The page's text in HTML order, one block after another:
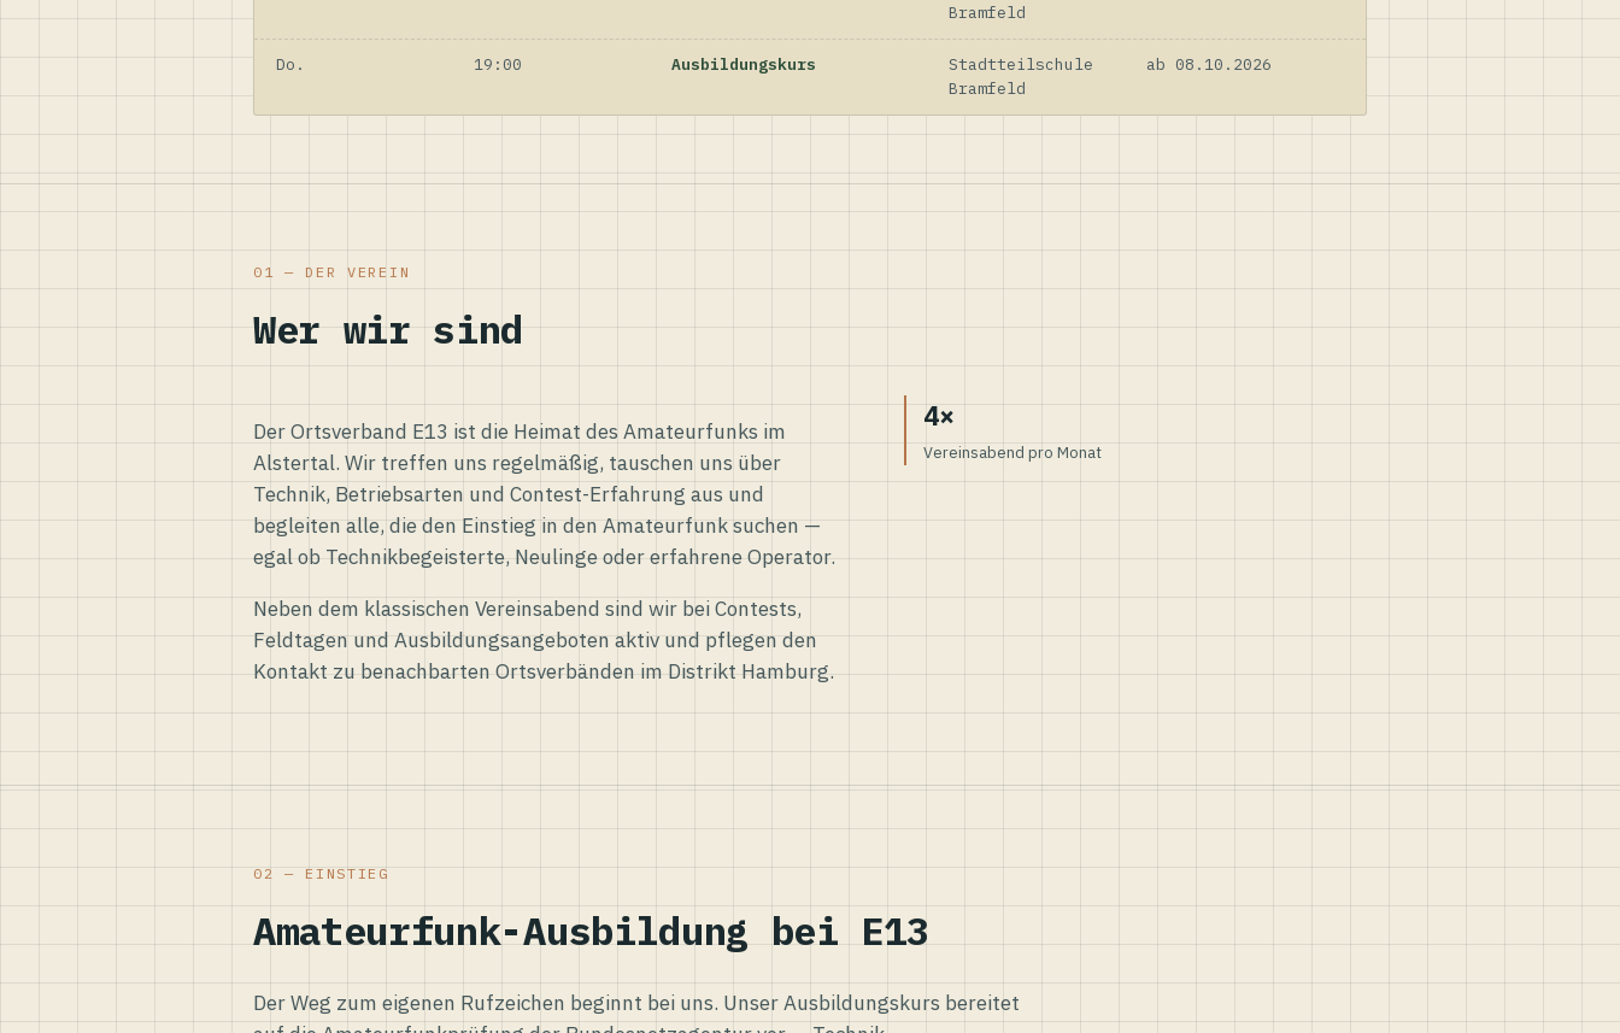
Bramfeld
Do. 19:00 Ausbildungskurs
Stadtteilschule
Bramfeld
ab 08.10.2026
01 — DER VEREIN
Wer wir sind
Der Ortsverband E13 ist die Heimat des Amateurfunks im
Alstertal. Wir treffen uns regelmäßig, tauschen uns über
Technik, Betriebsarten und Contest-Erfahrung aus und
begleiten alle, die den Einstieg in den Amateurfunk suchen —
egal ob Technikbegeisterte, Neulinge oder erfahrene Operator.
Neben dem klassischen Vereinsabend sind wir bei Contests,
Feldtagen und Ausbildungsangeboten aktiv und pflegen den
Kontakt zu benachbarten Ortsverbänden im Distrikt Hamburg.
4×
Vereinsabend pro Monat
02 — EINSTIEG
Amateurfunk-Ausbildung bei E13
Der Weg zum eigenen Rufzeichen beginnt bei uns. Unser Ausbildungskurs bereitet